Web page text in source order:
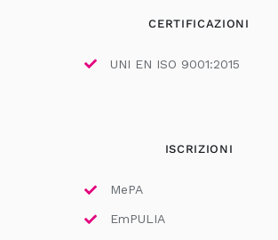
CERTIFICAZIONI
UNI EN ISO 9001:2015
ISCRIZIONI
MePA
EmPULIA